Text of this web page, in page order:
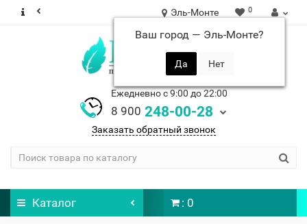
Эль-Монте
Ваш город — Эль-Монте?
0
Ежедневно с 9:00 до 22:00
8 900 248-00-28
Заказать обратный звонок
Каталог : 0